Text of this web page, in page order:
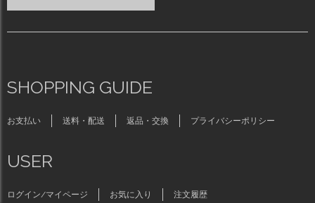
SHOPPING GUIDE
お支払い 送料・配送 返品・交換 プライバシーポリシー
USER
ログイン/マイページ お気に入り 注文履歴